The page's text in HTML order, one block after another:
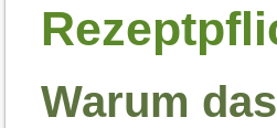
Warum